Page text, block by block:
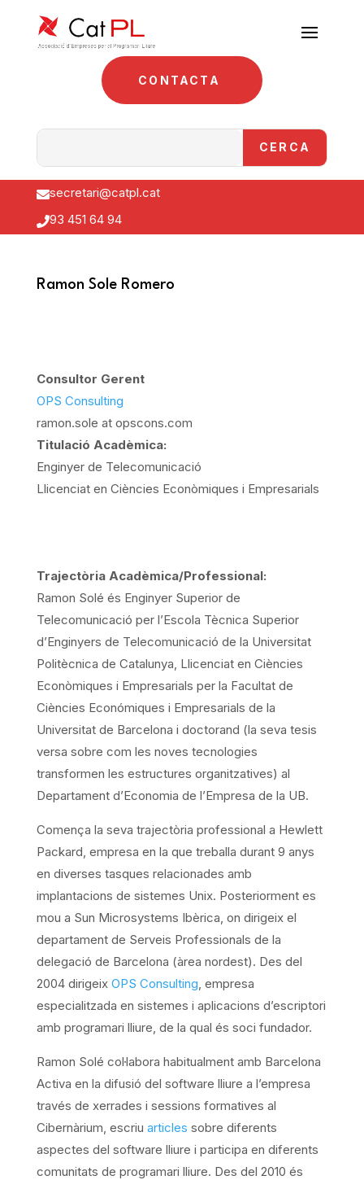
CONTACTA
secretari@catpl.cat
93 451 64 94
Ramon Sole Romero
Consultor Gerent
OPS Consulting
ramon.sole at opscons.com
Titulació Acadèmica:
Enginyer de Telecomunicació
Llicenciat en Ciències Econòmiques i Empresarials
Trajectòria Acadèmica/Professional:
Ramon Solé és Enginyer Superior de
Telecomunicació per l’Escola Tècnica Superior
d’Enginyers de Telecomunicació de la Universitat
Politècnica de Catalunya, Llicenciat en Ciències
Econòmiques i Empresarials per la Facultat de
Ciències Económiques i Empresarials de la
Universitat de Barcelona i doctorand (la seva tesis
versa sobre com les noves tecnologies
transformen les estructures organitzatives) al
Departament d’Economia de l’Empresa de la UB.
Comença la seva trajectòria professional a Hewlett
Packard, empresa en la que treballa durant 9 anys
en diverses tasques relacionades amb
implantacions de sistemes Unix. Posteriorment es
mou a Sun Microsystems Ibèrica, on dirigeix el
departament de Serveis Professionals de la
delegació de Barcelona (àrea nordest). Des del
2004 dirigeix OPS Consulting , empresa
especialitzada en sistemes i aplicacions d’escriptori
amb programari lliure, de la qual és soci fundador.
Ramon Solé col·labora habitualment amb Barcelona
Activa en la difusió del software lliure a l’empresa
través de xerrades i sessions formatives al
Cibernàrium, escriu articles sobre diferents
aspectes del software lliure i participa en diferents
comunitats de programari lliure. Des del 2010 és